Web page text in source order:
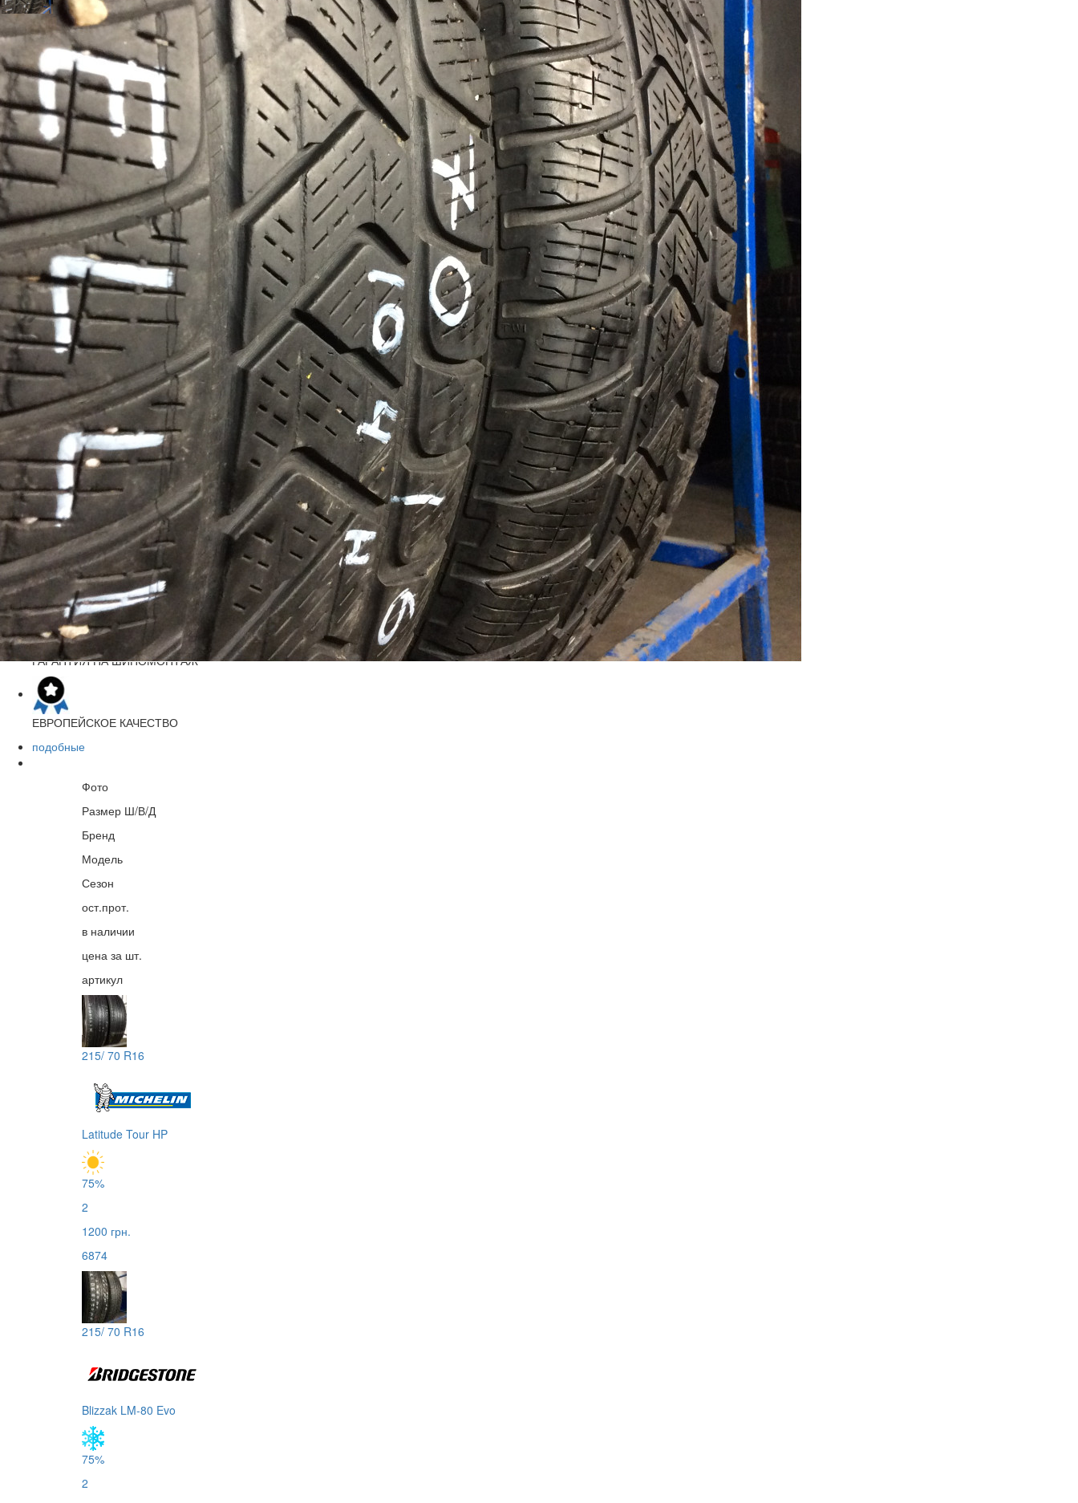
Шины Pirelli 215/70/16
Сезонность
Радиус
16
Ширина
215
Профиль
70
Остаток протектора
60%
Бренд
Модель
Scorpion Winter
Количество
2
Индекс скорости
104H
Цена за шт.: 1100 грн.
На складе: 2
заказать
ДОСТАВКА ПО УКРАИНЕ «НОВАЯ ПОЧТА»
ГАРАНТИЯНА ШИНОМОНТАЖ
ЕВРОПЕЙСКОЕ КАЧЕСТВО
подобные
Фото
Размер Ш/В/Д
Бренд
Модель
Сезон
ост.прот.
в наличии
цена за шт.
артикул
215/ 70 R16
Latitude Tour HP
75%
2
1200 грн.
6874
215/ 70 R16
Blizzak LM-80 Evo
75%
2